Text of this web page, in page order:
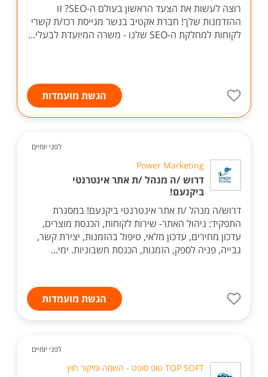
רוצה לעשות את הצעד הראשון בעולם ה-SEO? זו
ההזדמנות שלך! חברת אקטיב בנשר מגייסת רכז/ת קשרי
לקוחות למחלקת ה-SEO שלנו - משרה המיועדת לבעלי...
הגשת מועמדות
לפני יומיים
Power Marketing
דרוש /ה מנהל /ת אתר אינטרנטי
ביקנעם!
דרוש/ה מנהל /ת אתר אינטרנטי ביקנעם! במסגרת
התפקיד: ניהול האתר- שירות לקוחות, הכנסת מוצרים,
עדכון מחירים, עדכון מלאי, טיפול בהזמנות, יצירת קשר,
גבייה, פניה לספק, הזמנות, הכנסת חשבוניות. ימי...
הגשת מועמדות
לפני יומיים
TOP SOFT טופ סופט - השמה ומיקור חוץ